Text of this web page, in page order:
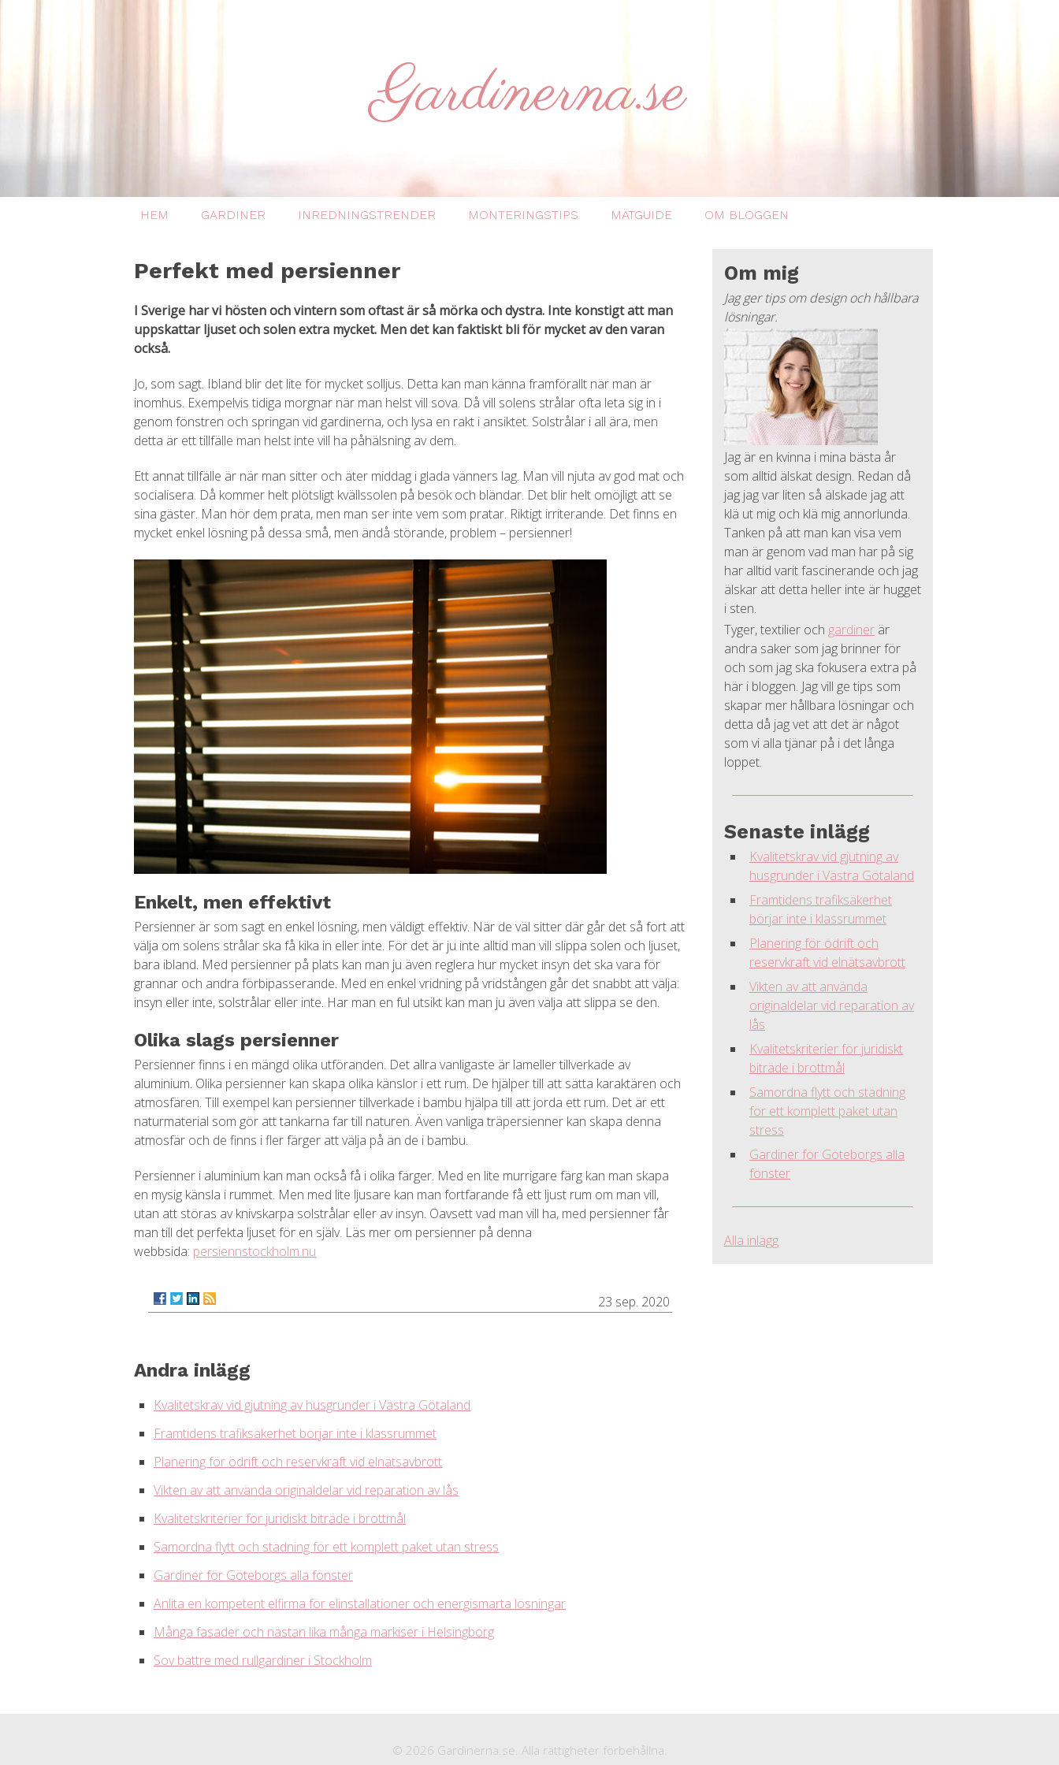
Gardinerna.se
HEM GARDINER INREDNINGSTRENDER MONTERINGSTIPS MÄTGUIDE OM BLOGGEN
Perfekt med persienner
I Sverige har vi hösten och vintern som oftast är så mörka och dystra. Inte konstigt att man
uppskattar ljuset och solen extra mycket. Men det kan faktiskt bli för mycket av den varan
också.
Jo, som sagt. Ibland blir det lite för mycket solljus. Detta kan man känna framförallt när man är
inomhus. Exempelvis tidiga morgnar när man helst vill sova. Då vill solens strålar ofta leta sig in i
genom fönstren och springan vid gardinerna, och lysa en rakt i ansiktet. Solstrålar i all ära, men
detta är ett tillfälle man helst inte vill ha påhälsning av dem.
Ett annat tillfälle är när man sitter och äter middag i glada vänners lag. Man vill njuta av god mat och
socialisera. Då kommer helt plötsligt kvällssolen på besök och bländar. Det blir helt omöjligt att se
sina gäster. Man hör dem prata, men man ser inte vem som pratar. Riktigt irriterande. Det finns en
mycket enkel lösning på dessa små, men ändå störande, problem – persienner!
Enkelt, men effektivt
Persienner är som sagt en enkel lösning, men väldigt effektiv. När de väl sitter där går det så fort att
välja om solens strålar ska få kika in eller inte. För det är ju inte alltid man vill slippa solen och ljuset,
bara ibland. Med persienner på plats kan man ju även reglera hur mycket insyn det ska vara för
grannar och andra förbipasserande. Med en enkel vridning på vridstången går det snabbt att välja:
insyn eller inte, solstrålar eller inte. Har man en ful utsikt kan man ju även välja att slippa se den.
Olika slags persienner
Persienner finns i en mängd olika utföranden. Det allra vanligaste är lameller tillverkade av
aluminium. Olika persienner kan skapa olika känslor i ett rum. De hjälper till att sätta karaktären och
atmosfären. Till exempel kan persienner tillverkade i bambu hjälpa till att jorda ett rum. Det är ett
naturmaterial som gör att tankarna far till naturen. Även vanliga träpersienner kan skapa denna
atmosfär och de finns i fler färger att välja på än de i bambu.
Persienner i aluminium kan man också få i olika färger. Med en lite murrigare färg kan man skapa
en mysig känsla i rummet. Men med lite ljusare kan man fortfarande få ett ljust rum om man vill,
utan att störas av knivskarpa solstrålar eller av insyn. Oavsett vad man vill ha, med persienner får
man till det perfekta ljuset för en själv. Läs mer om persienner på denna
webbsida: persiennstockholm.nu
23 sep. 2020
Andra inlägg
Kvalitetskrav vid gjutning av husgrunder i Västra Götaland
Framtidens trafiksäkerhet börjar inte i klassrummet
Planering för ödrift och reservkraft vid elnätsavbrott
Vikten av att använda originaldelar vid reparation av lås
Kvalitetskriterier för juridiskt biträde i brottmål
Samordna flytt och städning för ett komplett paket utan stress
Gardiner för Göteborgs alla fönster
Anlita en kompetent elfirma för elinstallationer och energismarta lösningar
Många fasader och nästan lika många markiser i Helsingborg
Sov bättre med rullgardiner i Stockholm
Om mig
Jag ger tips om design och hållbara
lösningar.
Jag är en kvinna i mina bästa år
som alltid älskat design. Redan då
jag jag var liten så älskade jag att
klä ut mig och klä mig annorlunda.
Tanken på att man kan visa vem
man är genom vad man har på sig
har alltid varit fascinerande och jag
älskar att detta heller inte är hugget
i sten.
Tyger, textilier och gardiner är
andra saker som jag brinner för
och som jag ska fokusera extra på
här i bloggen. Jag vill ge tips som
skapar mer hållbara lösningar och
detta då jag vet att det är något
som vi alla tjänar på i det långa
loppet.
Senaste inlägg
Kvalitetskrav vid gjutning av
husgrunder i Västra Götaland
Framtidens trafiksäkerhet
börjar inte i klassrummet
Planering för ödrift och
reservkraft vid elnätsavbrott
Vikten av att använda
originaldelar vid reparation av
lås
Kvalitetskriterier för juridiskt
biträde i brottmål
Samordna flytt och städning
för ett komplett paket utan
stress
Gardiner för Göteborgs alla
fönster
Alla inlägg
© 2026 Gardinerna.se. Alla rättigheter förbehållna.